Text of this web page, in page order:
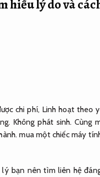
hiểu lý do và
chi phí, Linh hoạt theo
Không phát sinh. Cùng
mua một chiếc máy
bạn nên tìm liên hệ